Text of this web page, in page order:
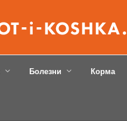
Болезни Корма